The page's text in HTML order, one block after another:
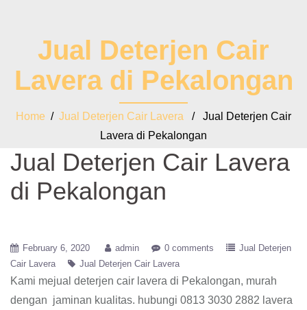
Jual Deterjen Cair
Lavera di Pekalongan
Home / Jual Deterjen Cair Lavera / Jual Deterjen Cair
Lavera di Pekalongan
Jual Deterjen Cair Lavera
di Pekalongan
February 6, 2020 admin 0 comments
Jual Deterjen
Cair Lavera
Jual Deterjen Cair Lavera
Kami mejual deterjen cair lavera di Pekalongan, murah
dengan jaminan kualitas. hubungi 0813 3030 2882 lavera